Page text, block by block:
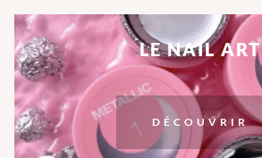
LE NAIL ART
DÉCOUVRIR